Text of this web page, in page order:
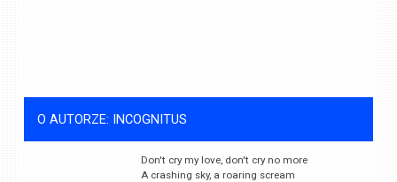
O AUTORZE: INCOGNITUS
Don't cry my love, don't cry no more
A crashing sky, a roaring scream